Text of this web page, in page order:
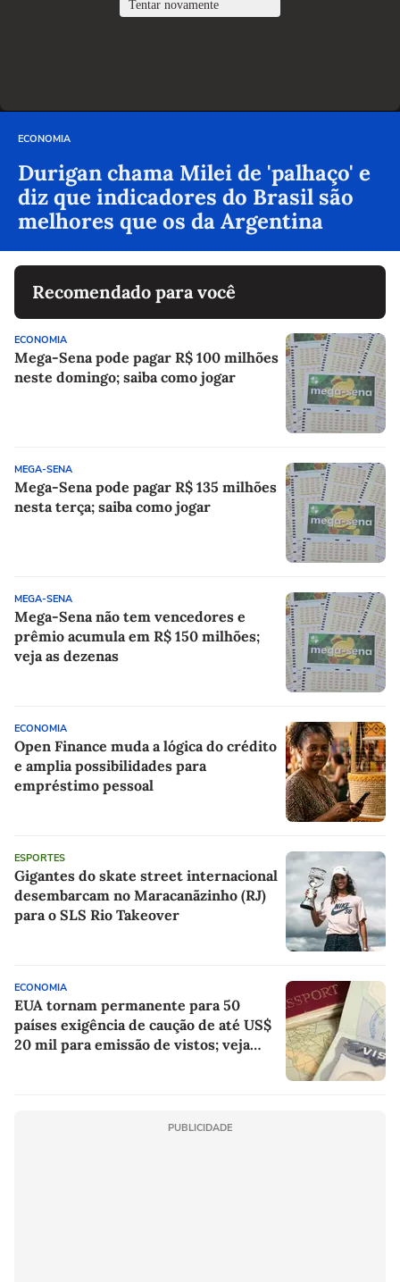
ECONOMIA
Durigan chama Milei de 'palhaço' e
diz que indicadores do Brasil são
melhores que os da Argentina
Recomendado para você
ECONOMIA
Mega-Sena pode pagar R$ 100 milhões
neste domingo; saiba como jogar
MEGA-SENA
Mega-Sena pode pagar R$ 135 milhões
nesta terça; saiba como jogar
MEGA-SENA
Mega-Sena não tem vencedores e
prêmio acumula em R$ 150 milhões;
veja as dezenas
ECONOMIA
Open Finance muda a lógica do crédito
e amplia possibilidades para
empréstimo pessoal
ESPORTES
Gigantes do skate street internacional
desembarcam no Maracanãzinho (RJ)
para o SLS Rio Takeover
ECONOMIA
EUA tornam permanente para 50
países exigência de caução de até US$
20 mil para emissão de vistos; veja
PUBLICIDADE